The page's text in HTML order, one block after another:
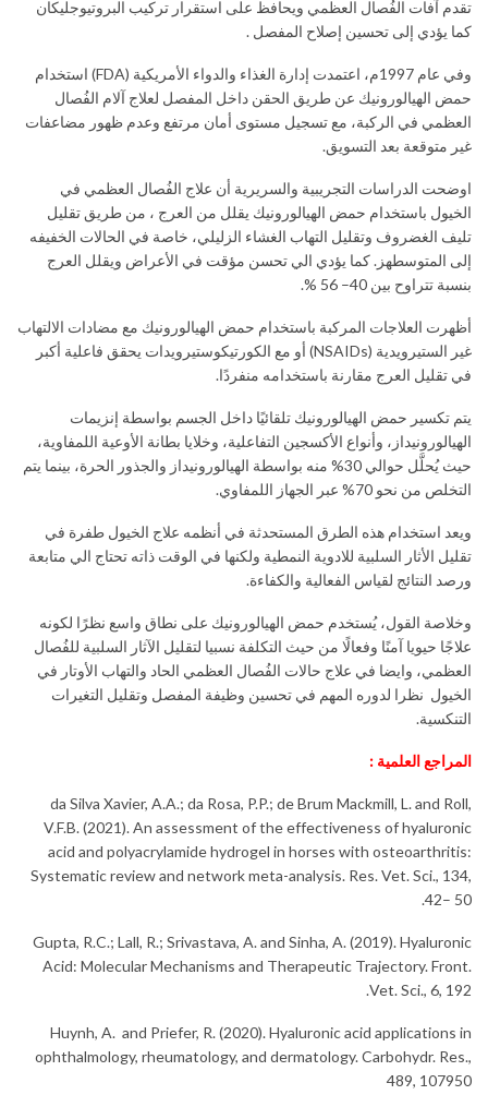
تقدم آفات الفُصال العظمي ويحافظ على استقرار تركيب البروتيوجليكان
كما يؤدي إلى تحسين إصلاح المفصل .
وفي عام 1997م، اعتمدت إدارة الغذاء والدواء الأمريكية (FDA) استخدام
حمض الهيالورونيك عن طريق الحقن داخل المفصل لعلاج آلام الفُصال
العظمي في الركبة، مع تسجيل مستوى أمان مرتفع وعدم ظهور مضاعفات
غير متوقعة بعد التسويق.
اوضحت الدراسات التجريبية والسريرية أن علاج الفُصال العظمي في
الخيول باستخدام حمض الهيالورونيك يقلل من العرج ، من طريق تقليل
تليف الغضروف وتقليل التهاب الغشاء الزليلي، خاصة في الحالات الخفيفه
إلى المتوسطهز. كما يؤدي الي تحسن مؤقت في الأعراض ويقلل العرج
بنسبة تتراوح بين 40– 56 %.
أظهرت العلاجات المركبة باستخدام حمض الهيالورونيك مع مضادات الالتهاب
غير الستيرويدية (NSAIDs) أو مع الكورتيكوستيرويدات يحقق فاعلية أكبر
في تقليل العرج مقارنة باستخدامه منفردًا.
يتم تكسير حمض الهيالورونيك تلقائيًا داخل الجسم بواسطة إنزيمات
الهيالورونيداز، وأنواع الأكسجين التفاعلية، وخلايا بطانة الأوعية اللمفاوية،
حيث يُحلَّل حوالي 30% منه بواسطة الهيالورونيداز والجذور الحرة، بينما يتم
التخلص من نحو 70% عبر الجهاز اللمفاوي.
ويعد استخدام هذه الطرق المستحدثة في أنظمه علاج الخيول طفرة في
تقليل الأثار السلبية للادوية النمطية ولكنها في الوقت ذاته تحتاج الي متابعة
ورصد النتائج لقياس الفعالية والكفاءة.
وخلاصة القول، يُستخدم حمض الهيالورونيك على نطاق واسع نظرًا لكونه
علاجًا حيويا آمنًا وفعالًا من حيث التكلفة نسبيا لتقليل الآثار السلبية للفُصال
العظمي، وايضا في علاج حالات الفُصال العظمي الحاد والتهاب الأوتار في
الخيول نظرا لدوره المهم في تحسين وظيفة المفصل وتقليل التغيرات
التنكسية.
المراجع العلمية :
da Silva Xavier, A.A.; da Rosa, P.P.; de Brum Mackmill, L. and Roll,
V.F.B. (2021). An assessment of the effectiveness of hyaluronic
acid and polyacrylamide hydrogel in horses with osteoarthritis:
Systematic review and network meta-analysis. Res. Vet. Sci., 134,
42– 50.
Gupta, R.C.; Lall, R.; Srivastava, A. and Sinha, A. (2019). Hyaluronic
Acid: Molecular Mechanisms and Therapeutic Trajectory. Front.
Vet. Sci., 6, 192.
Huynh, A. and Priefer, R. (2020). Hyaluronic acid applications in
ophthalmology, rheumatology, and dermatology. Carbohydr. Res.,
489, 107950